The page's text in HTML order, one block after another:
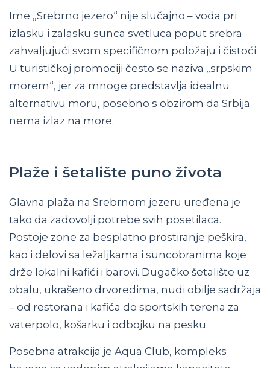
Ime „Srebrno jezero“ nije slučajno – voda pri
izlasku i zalasku sunca svetluca poput srebra
zahvaljujući svom specifičnom položaju i čistoći.
U turističkoj promociji često se naziva „srpskim
morem“, jer za mnoge predstavlja idealnu
alternativu moru, posebno s obzirom da Srbija
nema izlaz na more.
Plaže i šetalište puno života
Glavna plaža na Srebrnom jezeru uređena je
tako da zadovolji potrebe svih posetilaca.
Postoje zone za besplatno prostiranje peškira,
kao i delovi sa ležaljkama i suncobranima koje
drže lokalni kafići i barovi. Dugačko šetalište uz
obalu, ukrašeno drvoredima, nudi obilje sadržaja
– od restorana i kafića do sportskih terena za
vaterpolo, košarku i odbojku na pesku.
Posebna atrakcija je Aqua Club, kompleks